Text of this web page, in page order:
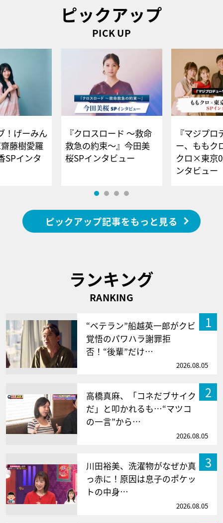
ピックアップ
PICK UP
！げーみん
藤樹愛羅
SPインタ
『クロスロード ～救命
救急の約束～』今田美
桜SPインタビュー
『マジプロ
ー、ももク
クロ×東京
ンタビュー
ピックアップ記事をもっと見る
ランキング
RANKING
1
“ベテラン”船越英一郎がクビ
覚悟のパワハラ謝罪拒
否！“後輩”だけ…
2026.08.05
2
高橋真麻、「コネだブサイク
だ」と叩かれるも…“マツコ
の一言”から…
2026.08.05
3
川田裕美、洗濯物がなぜか真
っ赤に！原因は息子のポケッ
トの中身…
2026.08.05